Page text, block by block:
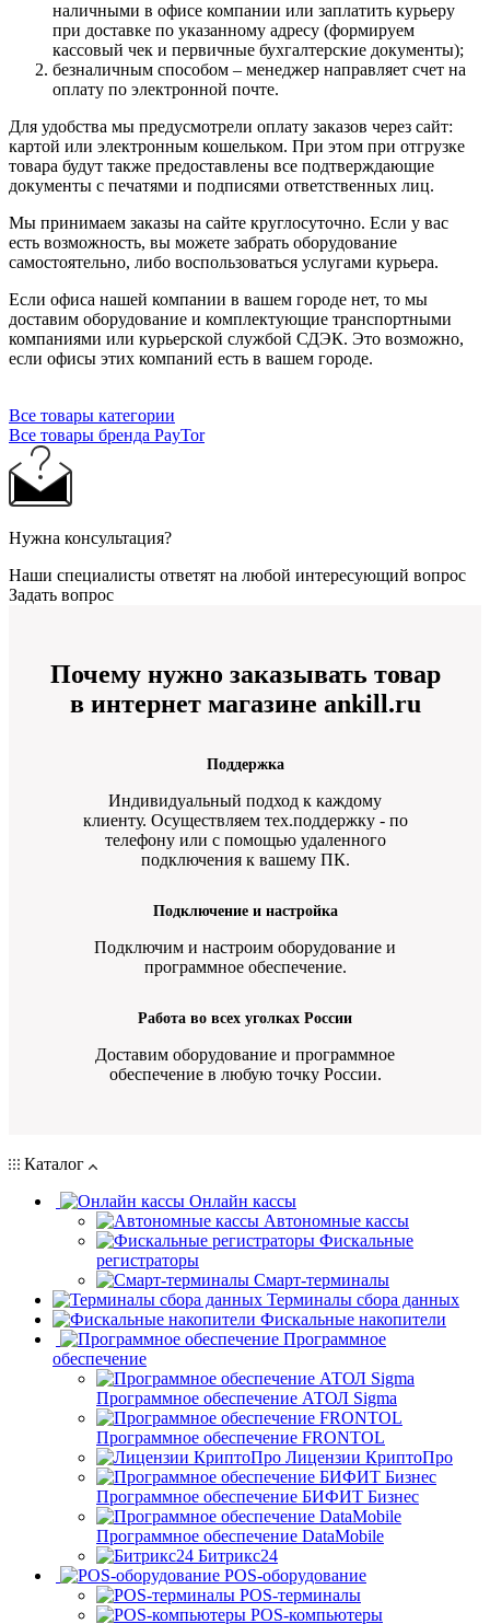
наличными в офисе компании или заплатить курьеру
при доставке по указанному адресу (формируем
кассовый чек и первичные бухгалтерские документы);
безналичным способом – менеджер направляет счет на
оплату по электронной почте.
Для удобства мы предусмотрели оплату заказов через сайт:
картой или электронным кошельком. При этом при отгрузке
товара будут также предоставлены все подтверждающие
документы с печатями и подписями ответственных лиц.
Мы принимаем заказы на сайте круглосуточно. Если у вас
есть возможность, вы можете забрать оборудование
самостоятельно, либо воспользоваться услугами курьера.
Если офиса нашей компании в вашем городе нет, то мы
доставим оборудование и комплектующие транспортными
компаниями или курьерской службой СДЭК. Это возможно,
если офисы этих компаний есть в вашем городе.
Все товары категории
Все товары бренда PayTor
Нужна консультация?
Наши специалисты ответят на любой интересующий вопрос
Задать вопрос
Почему нужно заказывать товар
в интернет магазине ankill.ru
Поддержка
Индивидуальный подход к каждому
клиенту. Осуществляем тех.поддержку - по
телефону или с помощью удаленного
подключения к вашему ПК.
Подключение и настройка
Подключим и настроим оборудование и
программное обеспечение.
Работа во всех уголках России
Доставим оборудование и программное
обеспечение в любую точку России.
Каталог
Онлайн кассы
Автономные кассы
Фискальные
регистраторы
Смарт-терминалы
Терминалы сбора данных
Фискальные накопители
Программное
обеспечение
Программное обеспечение АТОЛ Sigma
Программное обеспечение FRONTOL
Лицензии КриптоПро
Программное обеспечение БИФИТ Бизнес
Программное обеспечение DataMobile
Битрикс24
POS-оборудование
POS-терминалы
POS-компьютеры